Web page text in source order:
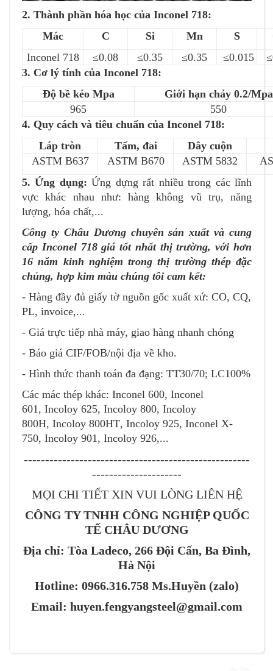
2. Thành phần hóa học của Inconel 718:
Mác
C Si Mn S
Inconel 718
≤0.08 ≤0.35 ≤0.35 ≤0.015
3. Cơ lý tính của Inconel 718:
Độ bề kéo Mpa
Giới hạn chảy 0.2/Mpa
965
550
4. Quy cách và tiêu chuẩn của Inconel 718:
Láp tròn
Tấm, đai
Dây cuộn
ASTM B637
ASTM B670 ASTM 5832
5. Ứng dụng:Ứng dựng rất nhiều trong các lĩnh
vực khác nhau như: hàng không vũ trụ, năng
lượng, hóa chất,...
Công ty Châu Dương chuyên sản xuất và cung
cấp Inconel 718 giá tốt nhất thị trường, với hơn
16 năm kinh nghiệm trong thị trường thép đặc
chủng, hợp kim màu chúng tôi cam kết:
- Hàng đầy đủ giấy tờ nguồn gốc xuất xứ: CO, CQ,
PL, invoice,...
- Giá trực tiếp nhà máy, giao hàng nhanh chóng
- Báo giá CIF/FOB/nội địa về kho.
- Hình thức thanh toán đa đạng: TT30/70; LC100%
Các mác thép khác: Inconel 600, Inconel
601, Incoloy 625, Incoloy 800, Incoloy
800H, Incoloy 800HT, Incoloy 925, Inconel X-
750, Incoloy 901, Incoloy 926,...
-----------------------------------------------------
---------------------
MỌI CHI TIẾT XIN VUI LÒNG LIÊN HỆ
CÔNG TY TNHH CÔNG NGHIỆP QUỐC
TẾ CHÂU DƯƠNG
Địa chỉ: Tòa Ladeco, 266 Đội Cấn, Ba Đình,
Hà Nội
Hotline: 0966.316.758 Ms.Huyền (zalo)
Email: huyen.fengyangsteel@gmail.com